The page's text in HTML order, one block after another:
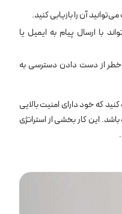
آن را بازیابی کنید.
با ارسال پیام به ایمیل یا
خطر از دست دادن دسترسی به
که خود دارای امنیت بالایی
این کار بخشی از استراتژی